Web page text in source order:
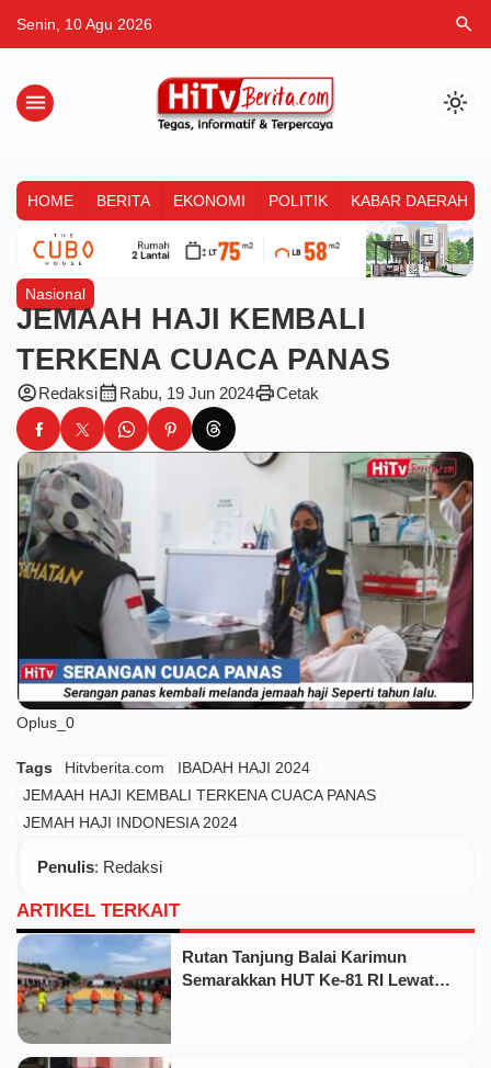
Senin, 10 Agu 2026 search
menu light_mode
HOME BERITA EKONOMI POLITIK KABAR DAERAH
Nasional
JEMAAH HAJI KEMBALI
TERKENA CUACA PANAS
account_circleRedaksicalendar_month Rabu, 19 Jun 2024printCetak
Oplus_0
Tags Hitvberita.com
IBADAH HAJI 2024
JEMAAH HAJI KEMBALI TERKENA CUACA PANAS
JEMAH HAJI INDONESIA 2024
Penulis: Redaksi
ARTIKEL TERKAIT
Rutan Tanjung Balai Karimun
Semarakkan HUT Ke-81 RI Lewat